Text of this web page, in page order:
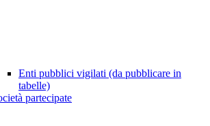
Enti pubblici vigilati (da pubblicare in
tabelle)
partecipate